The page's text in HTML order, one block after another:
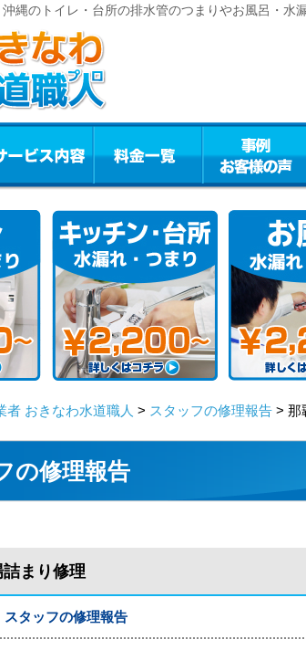
沖縄のトイレ・台所の排水管のつまりやお風呂・
者 おきなわ水道職人 > スタッフの修理報告 > 那
の修理報告
まり修理
スタッフの修理報告